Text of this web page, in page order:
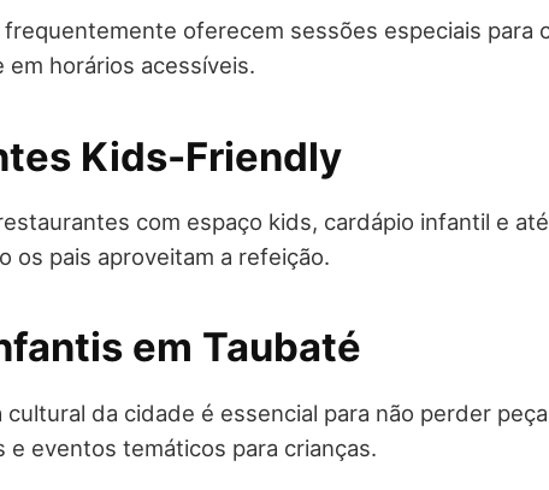
oferecem sessões especiais para
horários acessíveis.
Kids-Friendly
com espaço kids, cardápio infantil e
os pais aproveitam a refeição.
em Taubaté
cultural da cidade é essencial para não perder
e eventos temáticos para crianças.